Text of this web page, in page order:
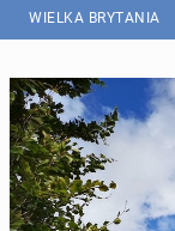
WIELKA BRYTANIA